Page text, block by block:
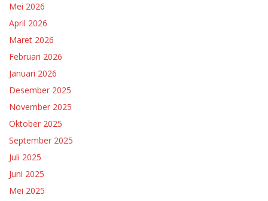
Mei 2026
April 2026
Maret 2026
Februari 2026
Januari 2026
Desember 2025
November 2025
Oktober 2025
September 2025
Juli 2025
Juni 2025
Mei 2025